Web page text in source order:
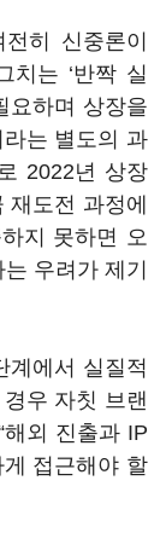
히 신중론이
치는 ‘반짝 실
요하며 상장을
는 별도의 과
2022년 상장
도전 과정에
지 못하면 오
우려가 제기
계에서 실질적
우 자칫 브랜
외 진출과 IP
접근해야 할